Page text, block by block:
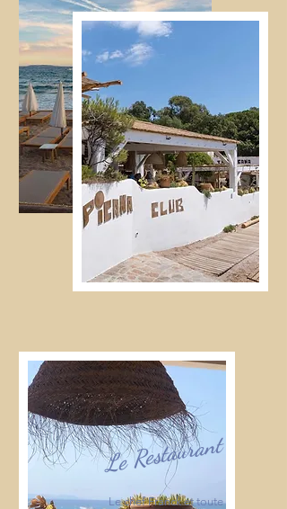
Le Restaurant
Le chef Franck et toute